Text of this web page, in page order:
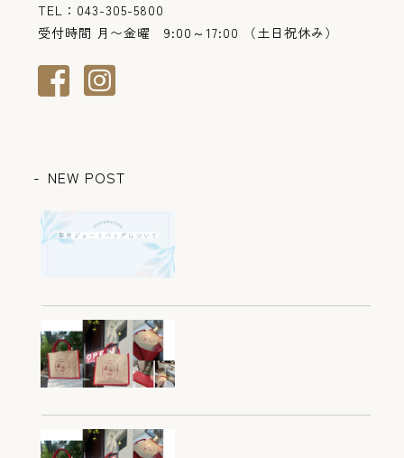
TEL：043-305-5800
受付時間 月〜金曜 9:00～17:00 （土日祝休み）
NEW POST
オリジナルジュートバッグに
ついて～初めてのお問い合わ
せの前にご一読ください～